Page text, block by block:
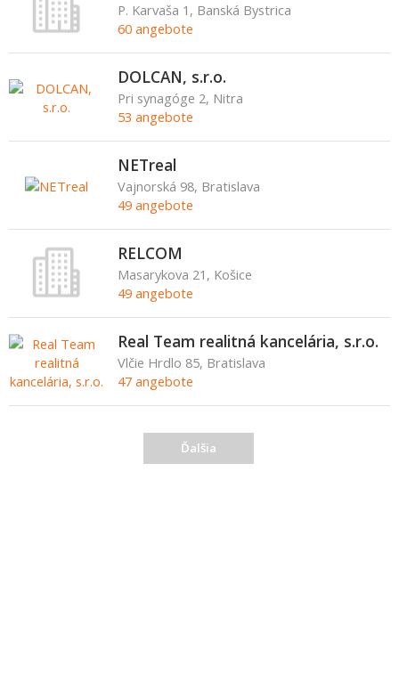
P. Karvaša 1, Banská Bystrica
60 angebote
DOLCAN, s.r.o.
Pri synagóge 2, Nitra
53 angebote
NETreal
Vajnorská 98, Bratislava
49 angebote
RELCOM
Masarykova 21, Košice
49 angebote
Real Team realitná kancelária, s.r.o.
Vlčie Hrdlo 85, Bratislava
47 angebote
Ďalšia